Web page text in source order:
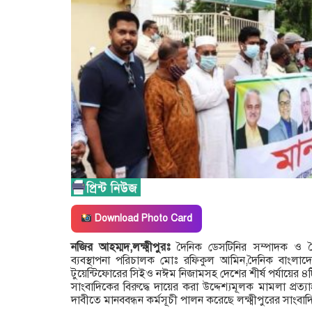
Download Photo Card
নজির আহম্মদ,লক্ষ্মীপুরঃদৈনিক ডেসটিনির সম্পাদক ও
ব্যবস্থাপনা পরিচালক মোঃ রফিকুল আমিন,দৈনিক
টুয়েন্টিফোরের সিইও নঈম নিজামসহ দেশের শীর্ষ পর্যায়ের
সাংবাদিকের বিরুদ্ধে দায়ের করা উদ্দেশ্যমূলক মামলা
দাবীতে মানববন্ধন কর্মসূচী পালন করেছে লক্ষ্মীপুরের